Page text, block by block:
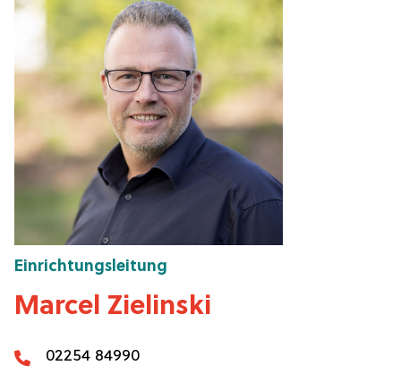
Einrichtungsleitung
Marcel Zielinski
02254 84990